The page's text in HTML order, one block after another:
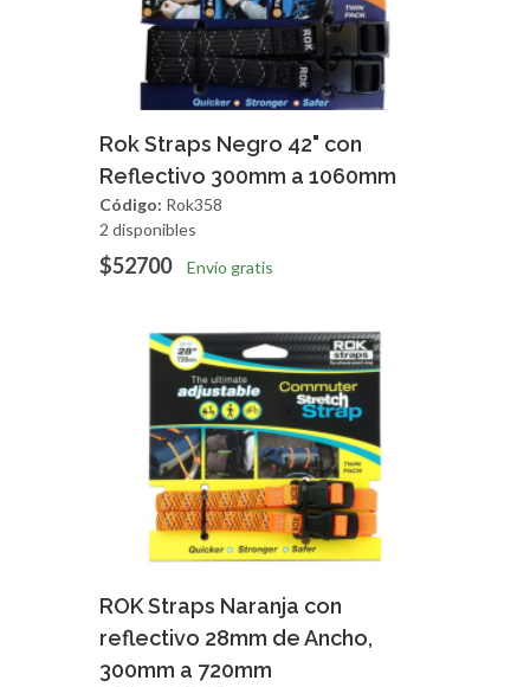
Agregar Vista Rapida
Rok Straps Negro 42" con
Reflectivo 300mm a 1060mm
Código: Rok358
2 disponibles
$52700 Envío gratis
Agregar Vista Rapida
ROK Straps Naranja con
reflectivo 28mm de Ancho,
300mm a 720mm